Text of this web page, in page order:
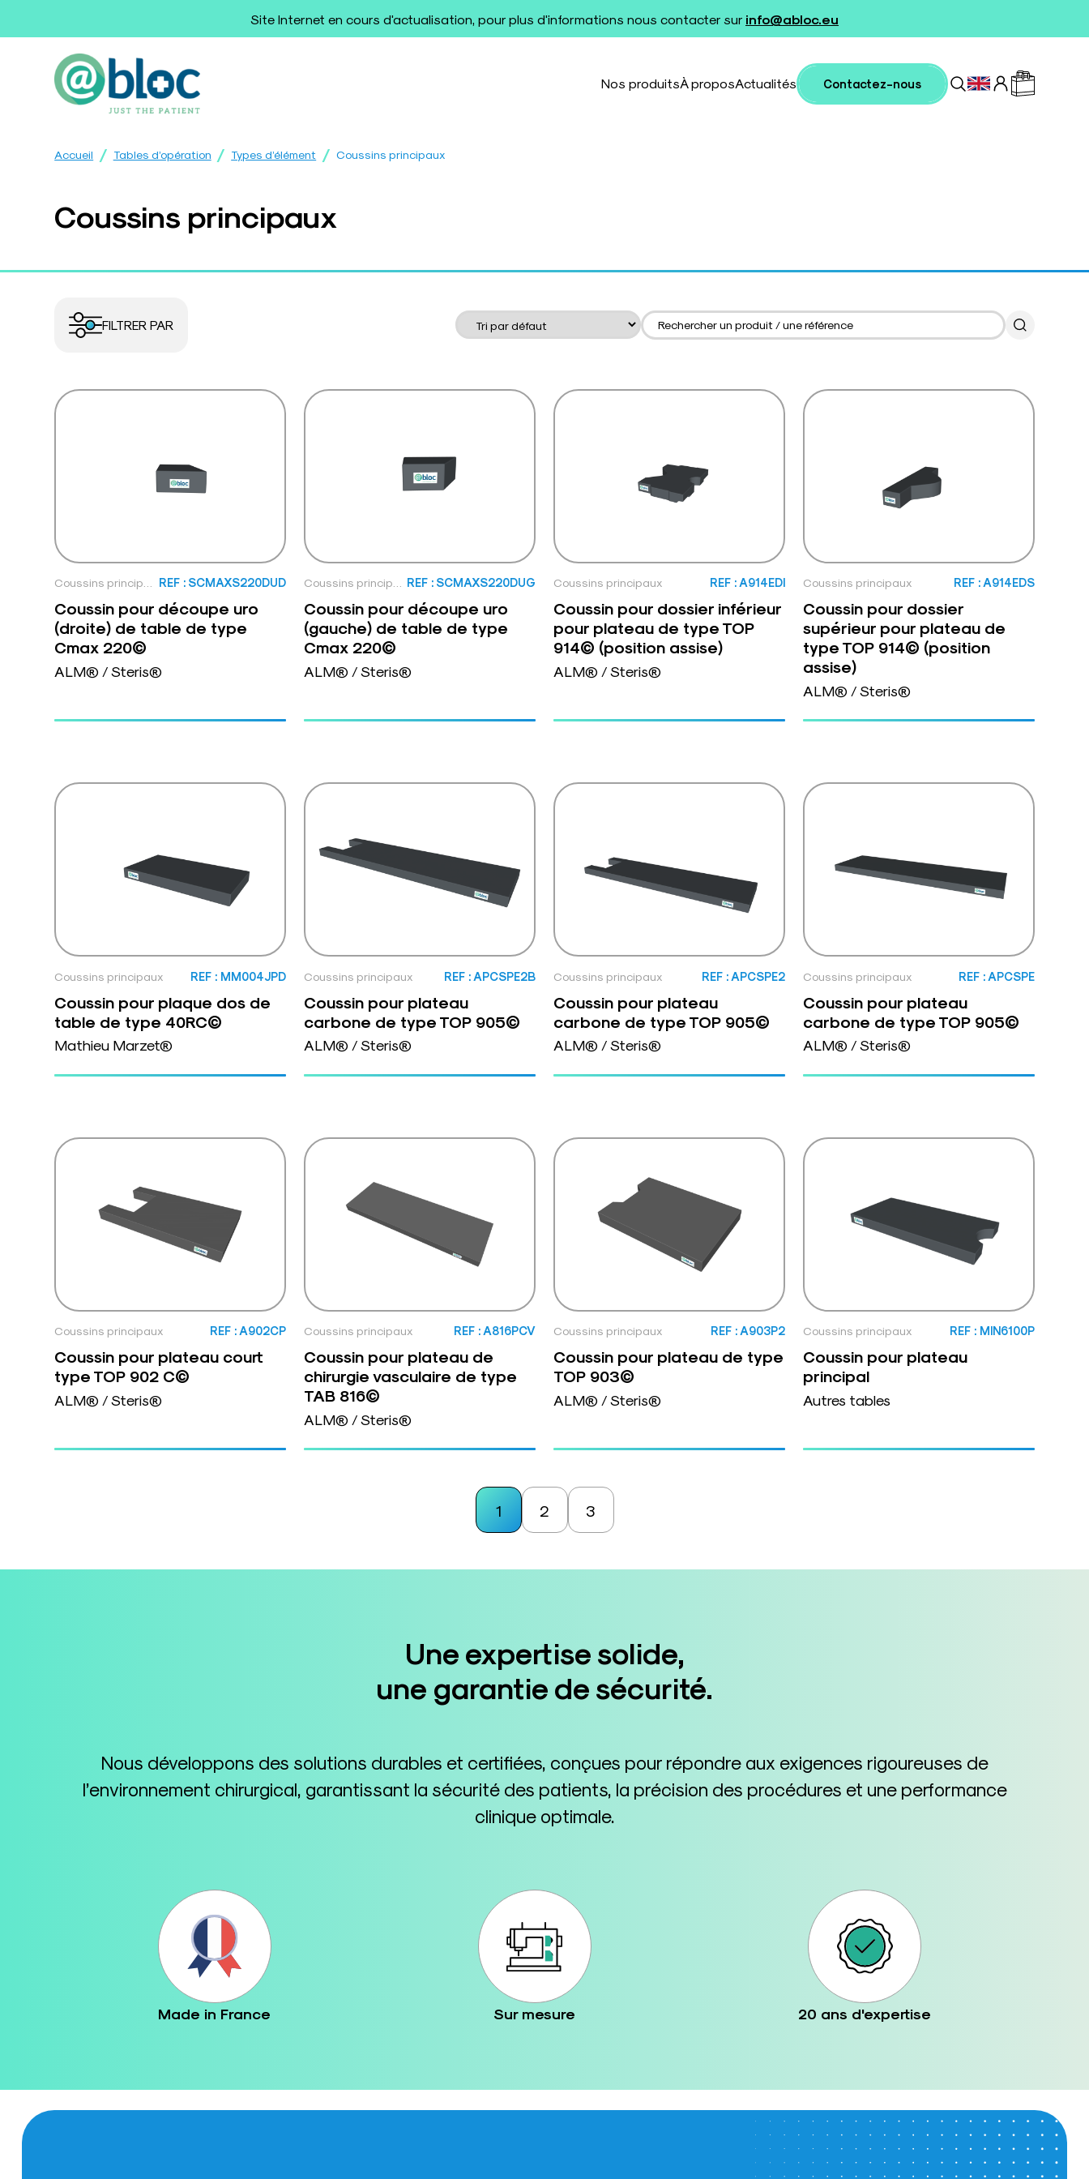
Site Internet en cours d'actualisation, pour plus d'informations nous contacter sur info@abloc.eu
Nos produitsÀ proposActualités Contactez-nous
Accueil / Tables d’opération / Types d’élément / Coussins principaux
Coussins principaux
FILTRER PAR
REF : SCMAXS220DUD
Coussin pour découpe uro
(droite) de table de type
Cmax 220©
ALM® / Steris®
REF : SCMAXS220DUG
Coussin pour découpe uro
(gauche) de table de type
Cmax 220©
ALM® / Steris®
Coussins principaux REF : A914EDI
Coussin pour dossier inférieur
pour plateau de type TOP
914© (position assise)
ALM® / Steris®
Coussins principaux REF : A914EDS
Coussin pour dossier
supérieur pour plateau de
type TOP 914© (position
assise)
ALM® / Steris®
Coussins principaux REF : MM004JPD
Coussin pour plaque dos de
table de type 40RC©
Mathieu Marzet®
Coussins principaux REF : APCSPE2B
Coussin pour plateau
carbone de type TOP 905©
ALM® / Steris®
Coussins principaux REF : APCSPE2
Coussin pour plateau
carbone de type TOP 905©
ALM® / Steris®
Coussins principaux REF : APCSPE
Coussin pour plateau
carbone de type TOP 905©
ALM® / Steris®
Coussins principaux REF : A902CP
Coussin pour plateau court
type TOP 902 C©
ALM® / Steris®
Coussins principaux REF : A816PCV
Coussin pour plateau de
chirurgie vasculaire de type
TAB 816©
ALM® / Steris®
Coussins principaux REF : A903P2
Coussin pour plateau de type
TOP 903©
ALM® / Steris®
Coussins principaux REF : MIN6100P
Coussin pour plateau
principal
Autres tables
1 2 3
Une expertise solide,
une garantie de sécurité.
Nous développons des solutions durables et certifiées, conçues pour répondre aux exigences rigoureuses de
l’environnement chirurgical, garantissant la sécurité des patients, la précision des procédures et une performance
clinique optimale.
Made in France Sur mesure 20 ans d'expertise